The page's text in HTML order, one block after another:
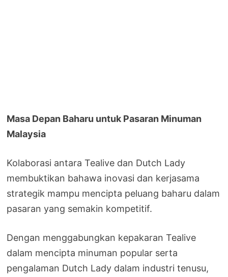
Masa Depan Baharu untuk Pasaran Minuman
Malaysia
Kolaborasi antara Tealive dan Dutch Lady
membuktikan bahawa inovasi dan kerjasama
strategik mampu mencipta peluang baharu dalam
pasaran yang semakin kompetitif.
Dengan menggabungkan kepakaran Tealive
dalam mencipta minuman popular serta
pengalaman Dutch Lady dalam industri tenusu,